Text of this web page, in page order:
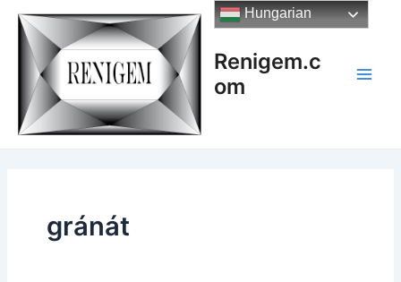
Skip
content
Renigem.c
om
gránát
Hungarian